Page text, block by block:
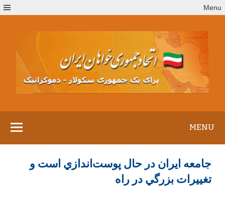
to
Menu
MENU
جامعه ايران در حال پوست‌اندازي است و
تغييرات بزرگي در راه